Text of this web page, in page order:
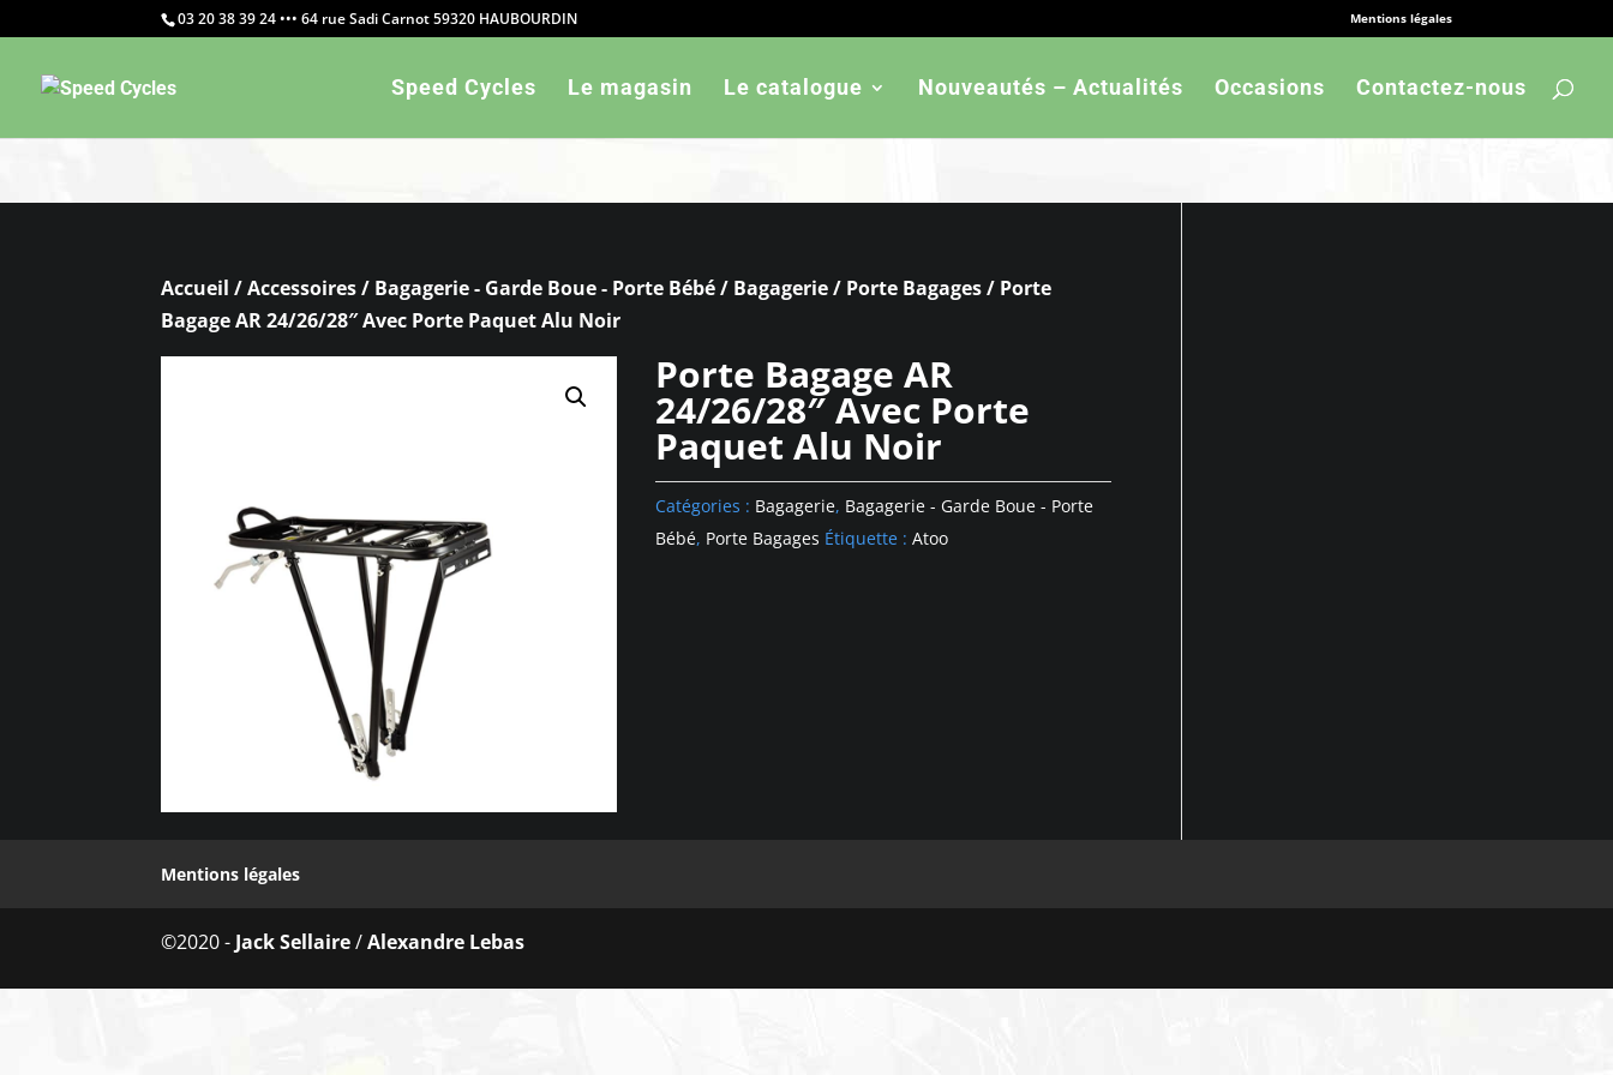
03 20 38 39 24 ••• 64 rue Sadi Carnot 59320 HAUBOURDIN Mentions légales
Speed Cycles Le magasin Le catalogue Nouveautés – Actualités Occasions Contactez-nous
Accueil /Accessoires/ Bagagerie - Garde Boue - Porte Bébé/ Bagagerie/ Porte Bagages/ Porte
Bagage AR 24/26/28″ Avec Porte Paquet Alu Noir
Porte Bagage AR
24/26/28″ Avec Porte
Paquet Alu Noir
Catégories : Bagagerie, Bagagerie - Garde Boue - Porte
Bébé, Porte Bagages Étiquette :Atoo
Mentions légales
©2020 - Jack Sellaire/Alexandre Lebas